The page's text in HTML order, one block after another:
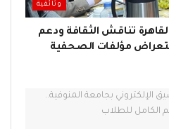
وثائقية
القاهرة تناقش الثقافة ودعم
مؤلفات الصحفية